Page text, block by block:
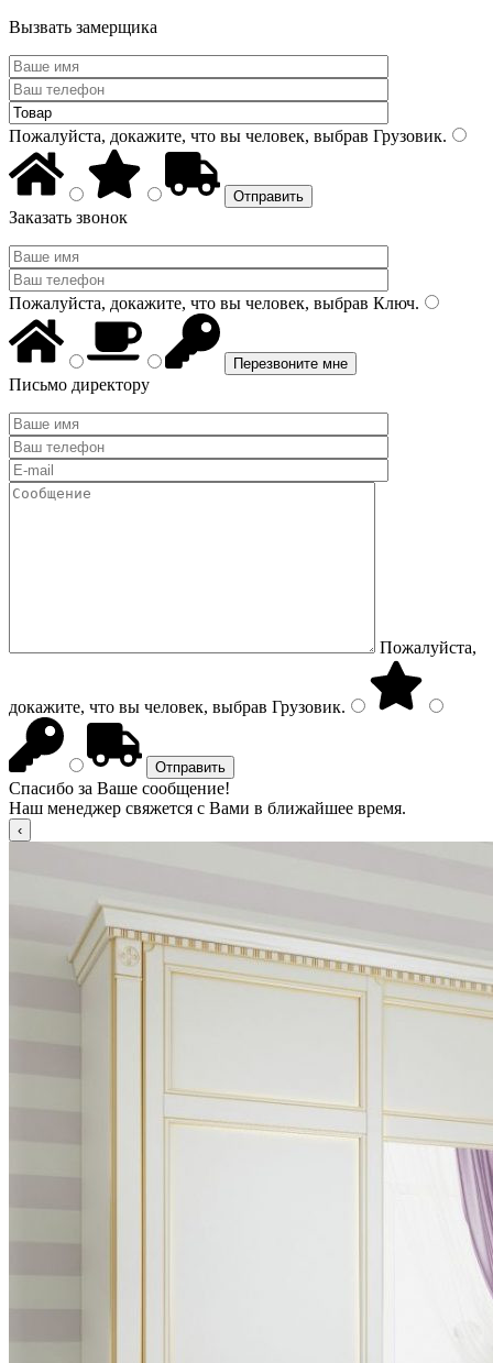
Вызвать замерщика
Пожалуйста, докажите, что вы человек, выбрав Грузовик.
Заказать звонок
Пожалуйста, докажите, что вы человек, выбрав Ключ.
Письмо директору
Пожалуйста,
докажите, что вы человек, выбрав Грузовик.
Спасибо за Ваше сообщение!
Наш менеджер свяжется с Вами в ближайшее время.